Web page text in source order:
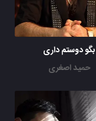
بگو دوستم داری
حمید اصغری